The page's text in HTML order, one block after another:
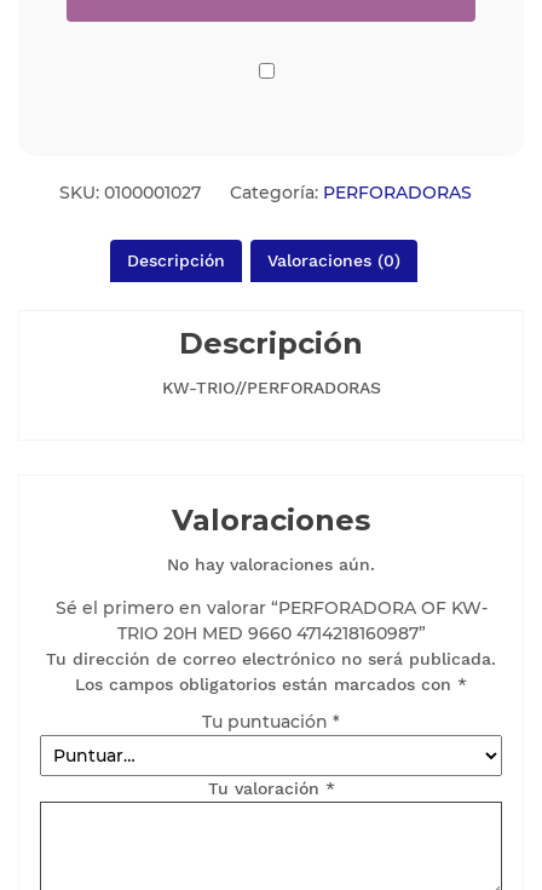
SKU: 0100001027 Categoría: PERFORADORAS
Descripción Valoraciones (0)
Descripción
KW-TRIO//PERFORADORAS
Valoraciones
No hay valoraciones aún.
Sé el primero en valorar “PERFORADORA OF KW-
TRIO 20H MED 9660 4714218160987”
Tu dirección de correo electrónico no será publicada.
Los campos obligatorios están marcados con *
Tu puntuación *
Tu valoración *